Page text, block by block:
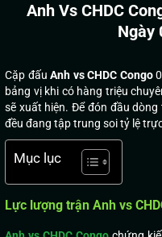
Anh Vs CHDC
Ngày
Cặp đấuAnh vs CHDC Congo
bảng vị khi có hàng triệu
sẽ xuất hiện. Để đón đầu
đều đang tập trung soi tỷ lệ
Mục lục
Lực lượng trận Anh vs